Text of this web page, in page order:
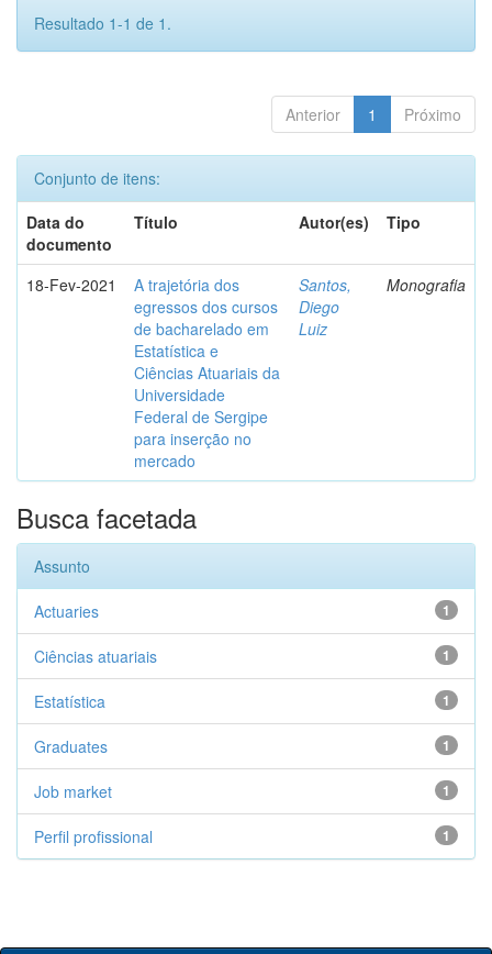
Resultado 1-1 de 1.
Anterior 1 Próximo
Conjunto de itens:
Data do
documento
Título Autor(es) Tipo
18-Fev-2021
A trajetória dos
egressos dos cursos
de bacharelado em
Estatística e
Ciências Atuariais da
Universidade
Federal de Sergipe
para inserção no
mercado
Santos,
Diego
Luiz
Monografia
Busca facetada
Assunto
1
Actuaries
1
Ciências atuariais
1
Estatística
1
Graduates
1
Job market
1
Perfil profissional